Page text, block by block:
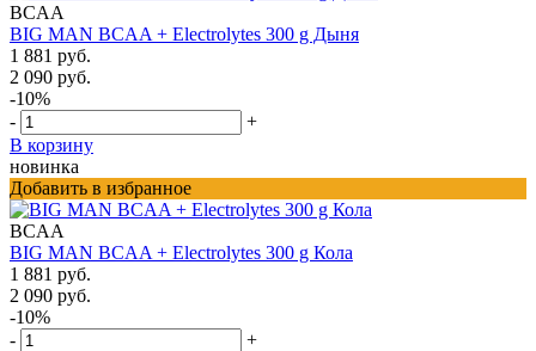
BCAA
BIG MAN BCAA + Electrolytes 300 g Дыня
1 881 руб.
2 090 руб.
-10%
-
+
В корзину
новинка
Добавить в избранное
BCAA
BIG MAN BCAA + Electrolytes 300 g Кола
1 881 руб.
2 090 руб.
-10%
-
+